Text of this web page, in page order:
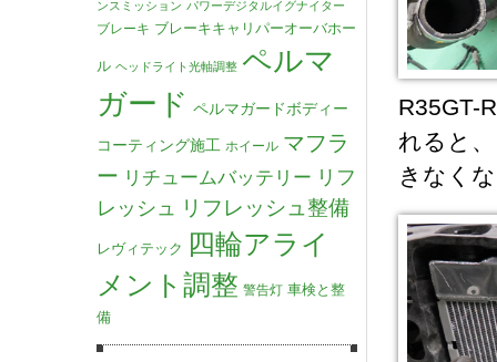
R35GT-
れると
きなく
ンスミッション パワーデジタルイグナイター
ブレーキ ブレーキキャリパーオーバホー
ル ヘッドライト光軸調整 ペルマ
ガード ペルマガードボディー
コーティング施工 ホイール マフラ
ー リチュームバッテリー リフ
レッシュ
リフレッシュ整備
レヴィテック 四輪アライ
メント調整 警告灯 車検と整
備